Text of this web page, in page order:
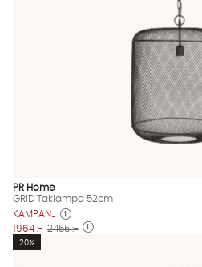
PR Home
GRID Taklampa 52cm
KAMPANJ
1964 :- 2455 :-
20%